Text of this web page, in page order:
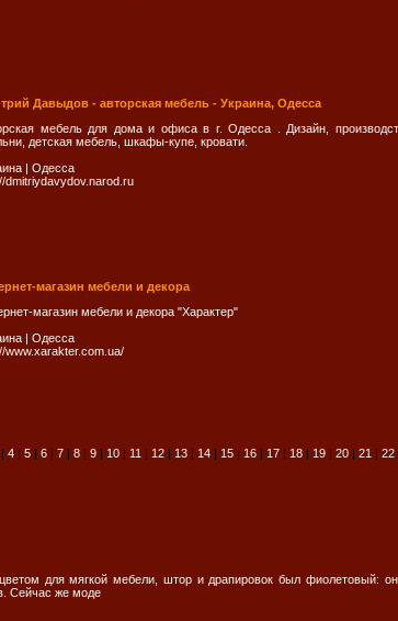
Давыдов - авторская мебель - Украина, Одесса
мебель для дома и офиса в г. Одесса . Дизайн,
детская мебель, шкафы-купе, кровати.
| Одесса
dmitriydavydov.narod.ru
магазин мебели и декора
магазин мебели и декора "Характер"
| Одесса
www.xarakter.com.ua/
| 4 | 5 | 6 | 7 | 8 | 9 | 10 | 11 | 12 | 13 | 14 | 15 | 16 | 17 | 18 | 19 | 20 | 21 | 22
для мягкой мебели, штор и драпировок был фиолетовый:
Сейчас же моде